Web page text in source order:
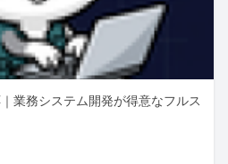
業務システム開発が得意なフルス